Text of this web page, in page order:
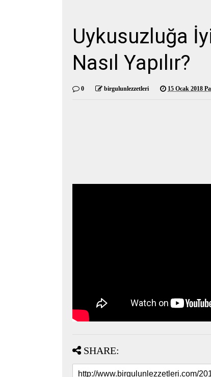
Uykusuzluğa
Nasıl Yapılır?
0 birgulunlezzetleri 15 Ocak 2018
SHARE: